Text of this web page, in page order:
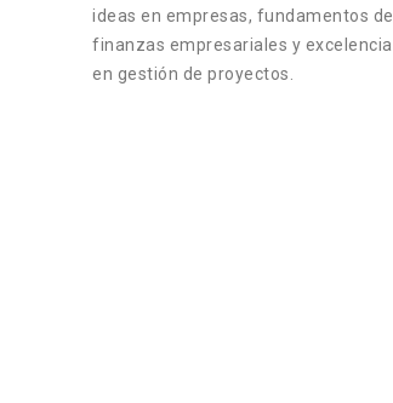
ideas en empresas, fundamentos de
finanzas empresariales y excelencia
en gestión de proyectos.